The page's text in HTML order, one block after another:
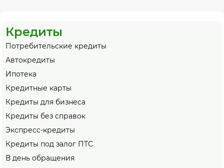
Кредиты
Потребительские кредиты
Автокредиты
Ипотека
Кредитные карты
Кредиты для бизнеса
Кредиты без справок
Экспресс-кредиты
Кредиты под залог ПТС
В день обращения